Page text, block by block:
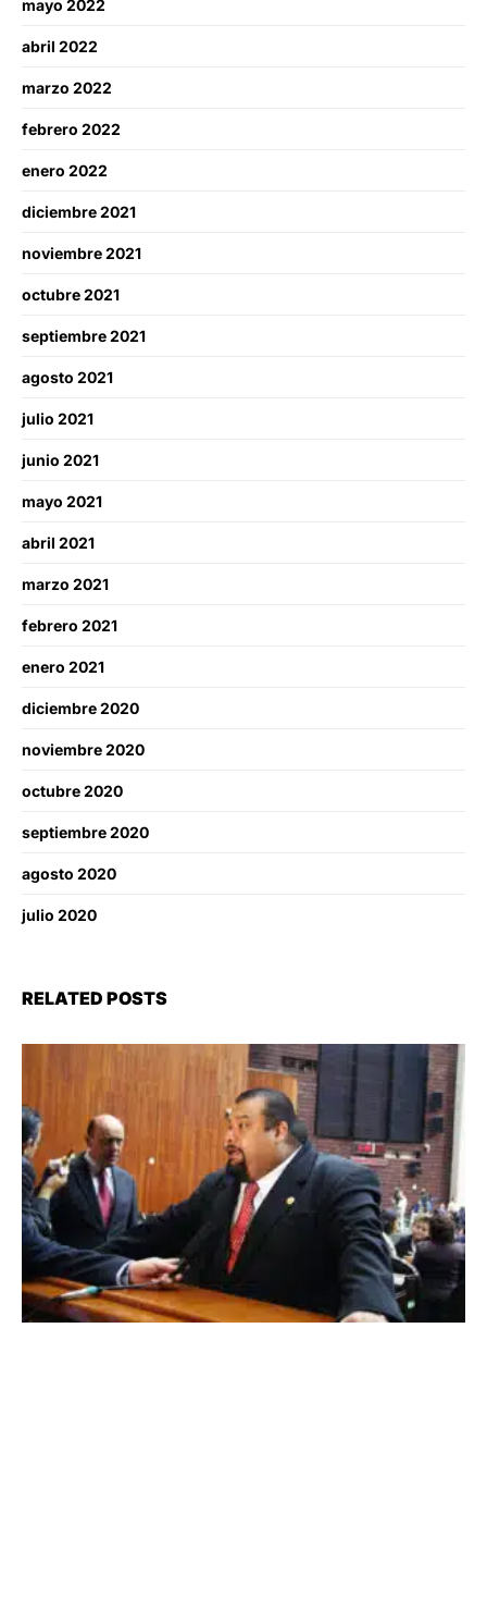
mayo 2022
abril 2022
marzo 2022
febrero 2022
enero 2022
diciembre 2021
noviembre 2021
octubre 2021
septiembre 2021
agosto 2021
julio 2021
junio 2021
mayo 2021
abril 2021
marzo 2021
febrero 2021
enero 2021
diciembre 2020
noviembre 2020
octubre 2020
septiembre 2020
agosto 2020
julio 2020
RELATED POSTS